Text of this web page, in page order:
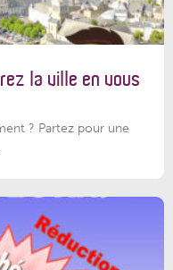
la ville en vous
? Partez pour une